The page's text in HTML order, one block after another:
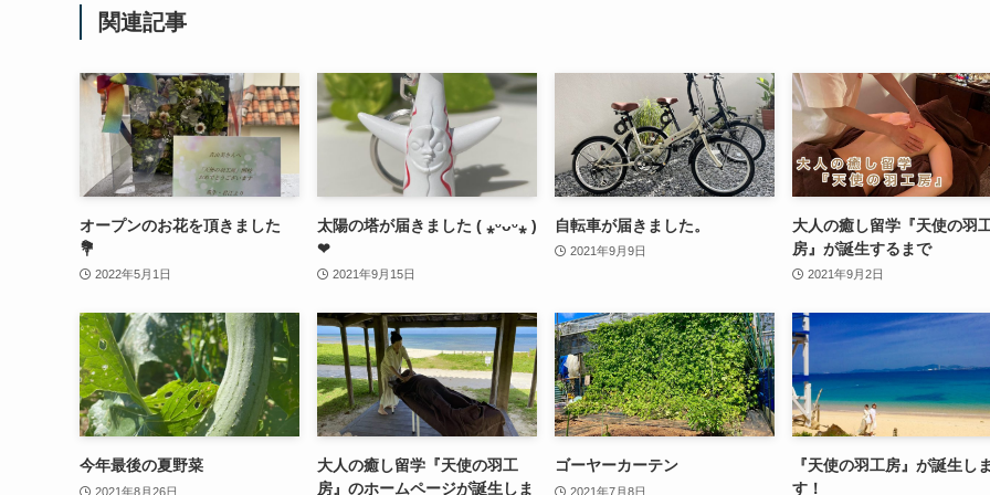
関連記事
オープンのお花を頂きました
💐
2022年5月1日
太陽の塔が届きました ( ⁎ᵕᴗᵕ⁎ )
❤︎
2021年9月15日
自転車が届きました。
2021年9月9日
大人の癒し留学『天使の羽
房』が誕生するまで
2021年9月2日
今年最後の夏野菜
2021年8月26日
大人の癒し留学『天使の羽工
房』のホームページが誕生しま
ゴーヤーカーテン
2021年7月8日
『天使の羽工房』が誕生し
す！